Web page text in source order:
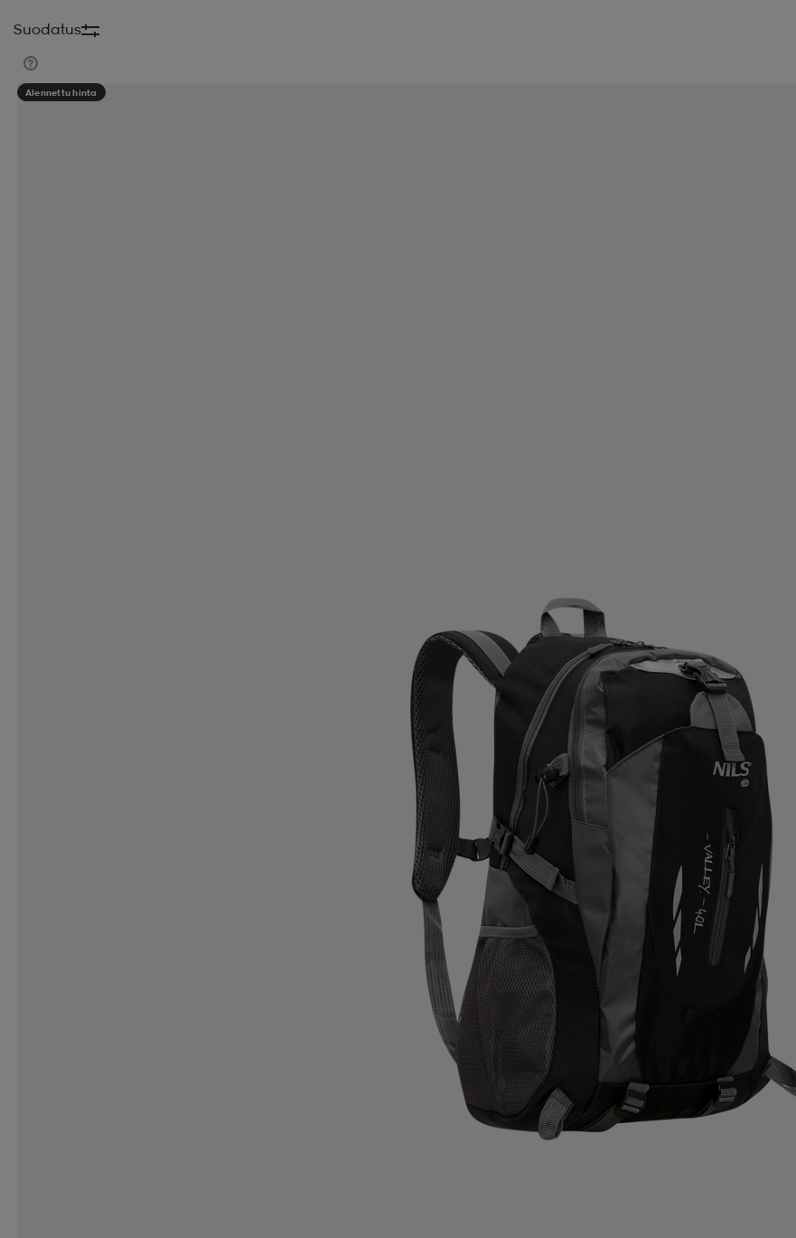
Suodatus
Alennettu hinta